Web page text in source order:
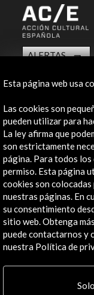
ALERTAS
+34 91 700
José Abascal, 4
28003 Madrid,
Canales de
Institucional
Residencias
Esta página web usa
Las cookies son
pueden utilizar para
La ley afirma que
son estrictamente
página. Para todos los
permiso. Esta página
cookies son
nuestras páginas. En
su consentimiento
sitio web. Obtenga
puede contactarnos y
nuestra Política de